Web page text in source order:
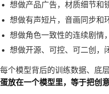
想做产品广告，材质细节和
想做有声短片，音画同步和
想做角色一致性的连续剧情
想做开源、可控、可二创，
每个模型背后的训练数据、底
蛋放在一个模型里，等于把创